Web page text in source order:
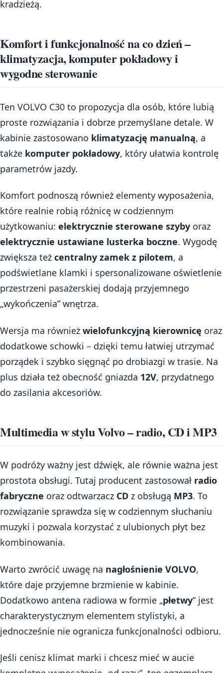
kradzieżą.
Komfort i funkcjonalność na co dzień –
klimatyzacja, komputer pokładowy i
wygodne sterowanie
Ten VOLVO C30 to propozycja dla osób, które lubią
proste rozwiązania i dobrze przemyślane detale. W
kabinie zastosowano klimatyzację manualną, a
także komputer pokładowy, który ułatwia kontrolę
parametrów jazdy.
Komfort podnoszą również elementy wyposażenia,
które realnie robią różnicę w codziennym
użytkowaniu: elektrycznie sterowane szyby oraz
elektrycznie ustawiane lusterka boczne. Wygodę
zwiększa też centralny zamek z pilotem, a
podświetlane klamki i spersonalizowane oświetlenie
przestrzeni pasażerskiej dodają przyjemnego
„wykończenia” wnętrza.
Wersja ma również wielofunkcyjną kierownicę oraz
dodatkowe schowki – dzięki temu łatwiej utrzymać
porządek i szybko sięgnąć po drobiazgi w trasie. Na
plus działa też obecność gniazda 12V, przydatnego
do zasilania akcesoriów.
Multimedia w stylu Volvo – radio, CD i MP3
W podróży ważny jest dźwięk, ale równie ważna jest
prostota obsługi. Tutaj producent zastosował radio
fabryczne oraz odtwarzacz CD z obsługą MP3. To
rozwiązanie sprawdza się w codziennym słuchaniu
muzyki i pozwala korzystać z ulubionych płyt bez
kombinowania.
Warto zwrócić uwagę na nagłośnienie VOLVO,
które daje przyjemne brzmienie w kabinie.
Dodatkowo antena radiowa w formie „płetwy” jest
charakterystycznym elementem stylistyki, a
jednocześnie nie ogranicza funkcjonalności odbioru.
Jeśli cenisz klimat marki i chcesz mieć w aucie